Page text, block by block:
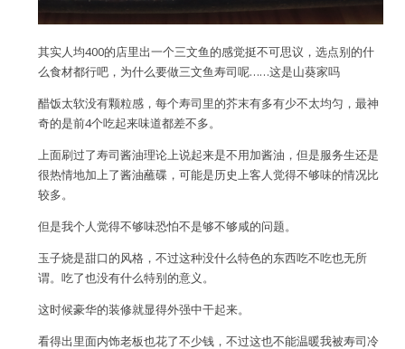
其实人均400的店里出一个三文鱼的感觉挺不可思议，选点别的什
么食材都行吧，为什么要做三文鱼寿司呢……这是山葵家吗
醋饭太软没有颗粒感，每个寿司里的芥末有多有少不太均匀，最神
奇的是前4个吃起来味道都差不多。
上面刷过了寿司酱油理论上说起来是不用加酱油，但是服务生还是
很热情地加上了酱油蘸碟，可能是历史上客人觉得不够味的情况比
较多。
但是我个人觉得不够味恐怕不是够不够咸的问题。
玉子烧是甜口的风格，不过这种没什么特色的东西吃不吃也无所
谓。吃了也没有什么特别的意义。
这时候豪华的装修就显得外强中干起来。
看得出里面内饰老板也花了不少钱，不过这也不能温暖我被寿司冷